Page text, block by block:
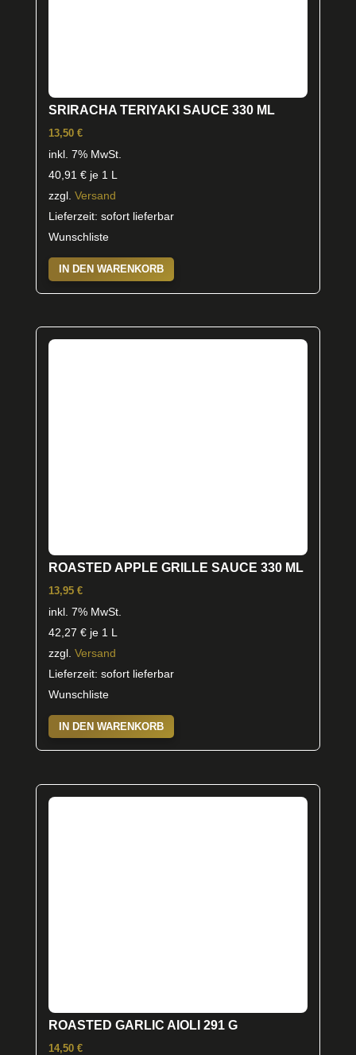
SRIRACHA TERIYAKI SAUCE 330 ML
13,50 €
inkl. 7% MwSt.
40,91 €je 1 L
zzgl. Versand
Lieferzeit: sofort lieferbar
Wunschliste
IN DEN WARENKORB
ROASTED APPLE GRILLE SAUCE 330 ML
13,95 €
inkl. 7% MwSt.
42,27 €je 1 L
zzgl. Versand
Lieferzeit: sofort lieferbar
Wunschliste
IN DEN WARENKORB
ROASTED GARLIC AIOLI 291 G
14,50 €